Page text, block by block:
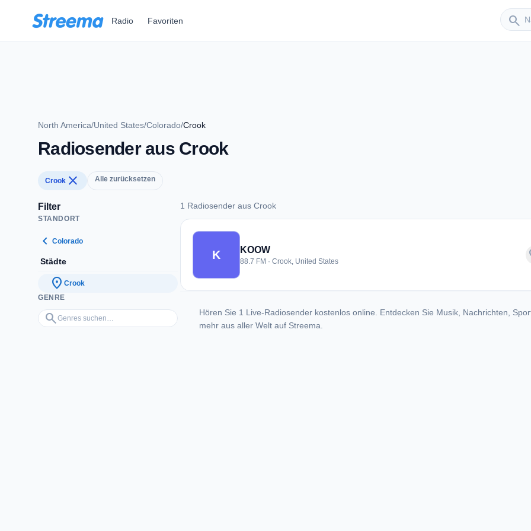
Radio Favoriten search
Sender
North America/United States/Colorado/Crook
Radiosender aus Crook
Crook close Alle zurücksetzen
Filter
STANDORT
chevron_left Colorado
Städte
location_on Crook
GENRE
search
Genres suchen…
1 Radiosender aus Crook
1 Radiosender aus Crook
K KOOW
88.7 FM · Crook, United States
Hören Sie 1 Live-Radiosender kostenlos online. Entdecken Sie Musik, Nachrichten,
mehr aus aller Welt auf Streema.